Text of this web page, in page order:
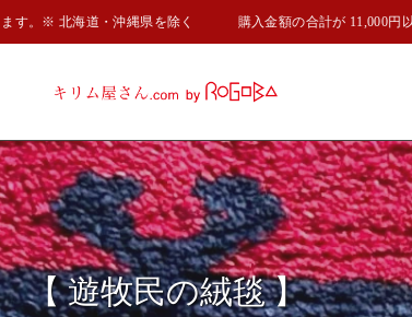
※ 北海道・沖縄県を除く 購入金額の合計が 11,000円以上
【 遊牧民の絨毯 】